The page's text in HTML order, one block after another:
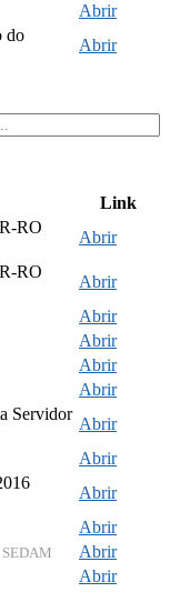
Abrir
do
Abrir
Link
RO
Abrir
RO
Abrir
Abrir
Abrir
Abrir
Abrir
Servidor
Abrir
Abrir
Abrir
Abrir
SEDAM
Abrir
Abrir